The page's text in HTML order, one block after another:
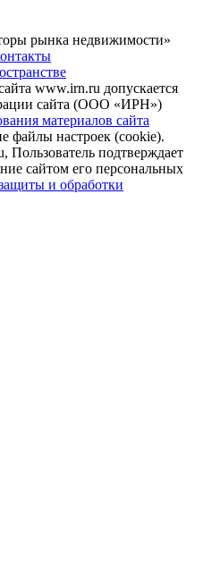
рынка недвижимости»
www.irn.ru допускается
сайта (ООО «ИРН»)
материалов сайта
файлы настроек (cookie).
Пользователь подтверждает
сайтом его персональных
и обработки